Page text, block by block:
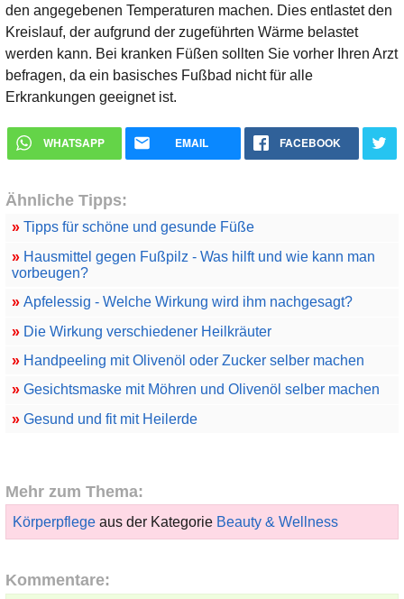
den angegebenen Temperaturen machen. Dies entlastet den
Kreislauf, der aufgrund der zugeführten Wärme belastet
werden kann. Bei kranken Füßen sollten Sie vorher Ihren Arzt
befragen, da ein basisches Fußbad nicht für alle
Erkrankungen geeignet ist.
WHATSAPP EMAIL FACEBOOK
Ähnliche Tipps:
»Tipps für schöne und gesunde Füße
»Hausmittel gegen Fußpilz - Was hilft und wie kann man
vorbeugen?
»Apfelessig - Welche Wirkung wird ihm nachgesagt?
»Die Wirkung verschiedener Heilkräuter
»Handpeeling mit Olivenöl oder Zucker selber machen
»Gesichtsmaske mit Möhren und Olivenöl selber machen
»Gesund und fit mit Heilerde
Mehr zum Thema:
Körperpflegeaus der Kategorie Beauty & Wellness
Kommentare: